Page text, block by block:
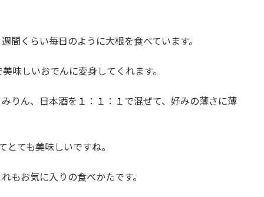
間くらい毎日のように大根を食べています。
味しいおでんに変身してくれます。
りん、日本酒を１：１：１で混ぜて、好みの薄さに薄
ても美味しいですね。
もお気に入りの食べかたです。